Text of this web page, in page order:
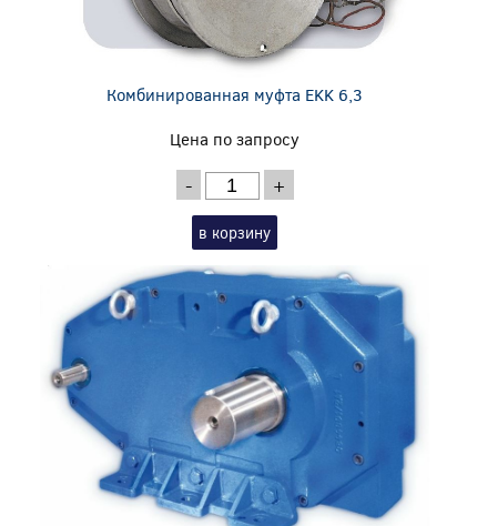
Комбинированная муфта EKK 6,3
Цена по запросу
- +
в корзину